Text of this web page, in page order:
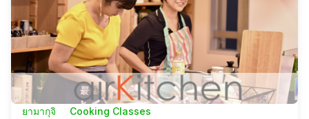
ยามากุจิ Cooking Classes